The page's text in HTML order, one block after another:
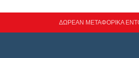
ΔΩΡΕΑΝ ΜΕΤΑΦΟΡΙΚΑ